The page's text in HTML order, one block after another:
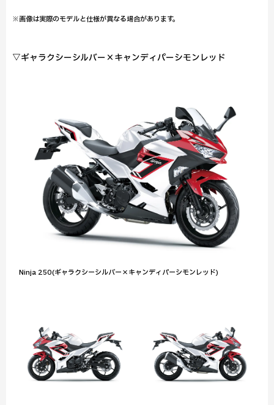
※画像は実際のモデルと仕様が異なる場合があります。
▽ギャラクシーシルバー×キャンディパーシモンレッド
Ninja 250(ギャラクシーシルバー×キャンディパーシモンレッド)